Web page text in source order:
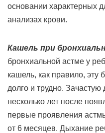
основании характерных
анализах крови.
Кашель при
бронхиальной астме у
кашель, как правило, эту
долго и трудно. Зачастую
несколько лет после
первые проявления
от 6 месяцев. Дыхание